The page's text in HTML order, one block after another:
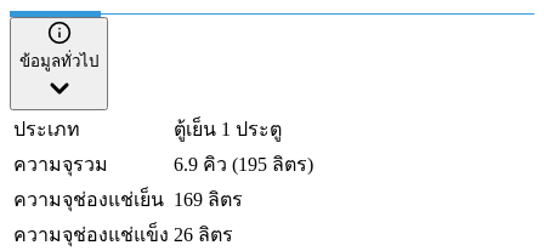
ข้อมูลทั่วไป
ประเภท
ตู้เย็น 1 ประตู
ความจุรวม
6.9 คิว (195 ลิตร)
ความจุช่องแช่เย็น 169 ลิตร
ความจุช่องแช่แข็ง 26 ลิตร